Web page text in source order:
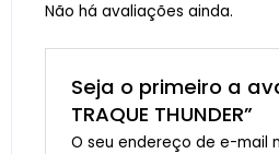
Não há avaliações ainda.
Seja o primeiro a
TRAQUE THUNDER”
O seu endereço de e-mail